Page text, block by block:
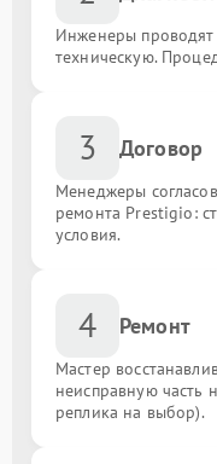
Инженеры проводят
техническую.
3 Договор
Менеджеры
ремонта Prestigio:
условия.
4 Ремонт
Мастер
неисправную часть
реплика на выбор).